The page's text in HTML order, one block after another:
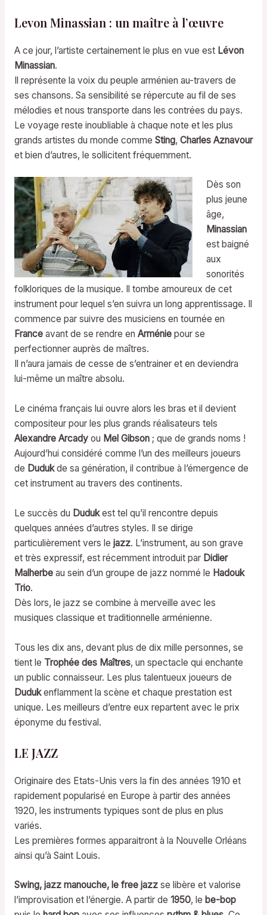
Levon Minassian : un maître à l’œuvre
A ce jour, l’artiste certainement le plus en vue estLévon
Minassian.
Il représente la voix du peuple arménien au-travers de
ses chansons. Sa sensibilité se répercute au fil de ses
mélodies et nous transporte dans les contrées du pays.
Le voyage reste inoubliable à chaque note et les plus
grands artistes du monde comme Sting, Charles Aznavour
et bien d’autres, le sollicitent fréquemment.
Dès son
plus jeune
âge,
Minassian
est baigné
aux
sonorités
folkloriques de la musique. Il tombe amoureux de cet
instrument pour lequel s’en suivra un long apprentissage. Il
commence par suivre des musiciens en tournée en
Franceavant de se rendre en Arméniepour se
perfectionner auprès de maîtres.
Il n’aura jamais de cesse de s’entrainer et en deviendra
lui-même un maître absolu.
Le cinéma français lui ouvre alors les bras et il devient
compositeur pour les plus grands réalisateurs tels
Alexandre Arcadyou Mel Gibson; que de grands noms !
Aujourd’hui considéré comme l’un des meilleurs joueurs
de Dudukde sa génération, il contribue à l’émergence de
cet instrument au travers des continents.
Le succès du Dudukest tel qu’il rencontre depuis
quelques années d’autres styles. Il se dirige
particulièrement vers le jazz. L’instrument, au son grave
et très expressif, est récemment introduit par Didier
Malherbeau sein d’un groupe de jazz nommé le Hadouk
Trio.
Dès lors, le jazz se combine à merveille avec les
musiques classique et traditionnelle arménienne.
Tous les dix ans, devant plus de dix mille personnes, se
tient le Trophée des Maîtres, un spectacle qui enchante
un public connaisseur. Les plus talentueux joueurs de
Dudukenflamment la scène et chaque prestation est
unique. Les meilleurs d’entre eux repartent avec le prix
éponyme du festival.
LE JAZZ
Originaire des Etats-Unis vers la fin des années 1910 et
rapidement popularisé en Europe à partir des années
1920, les instruments typiques sont de plus en plus
variés.
Les premières formes apparaitront à la Nouvelle Orléans
ainsi qu’à Saint Louis.
Swing, jazz manouche, le free jazzse libère et valorise
l’improvisation et l’énergie. A partir de 1950, le be-bop